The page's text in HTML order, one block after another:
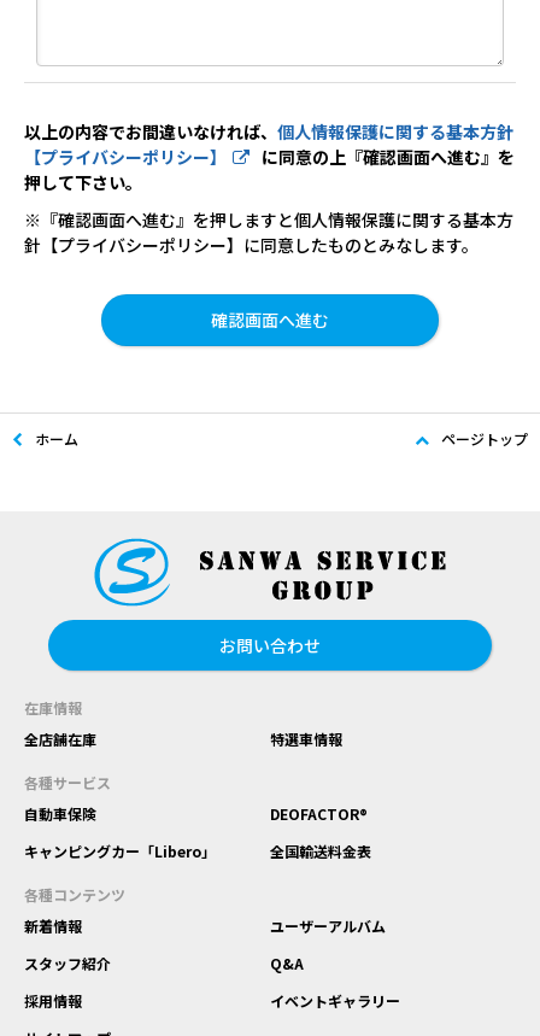
以上の内容でお間違いなければ、 個人情報保護に関する基本方針
【プライバシーポリシー】
に同意の上『確認画面へ進む』を
押して下さい。
※『確認画面へ進む』を押しますと個人情報保護に関する基本方
針【プライバシーポリシー】に同意したものとみなします。
ホーム ページトップ
お問い合わせ
在庫情報
全店舗在庫
特選車情報
各種サービス
自動車保険
DEOFACTOR®
キャンピングカー「Libero」
全国輸送料金表
各種コンテンツ
新着情報
ユーザーアルバム
スタッフ紹介
Q&A
採用情報
イベントギャラリー